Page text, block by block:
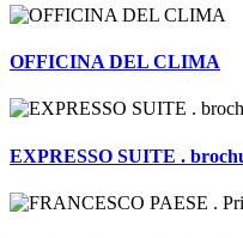
OFFICINA DEL CLIMA
EXPRESSO SUITE .